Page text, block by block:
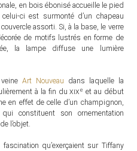
en bois ébonisé accueille le pied
ci est surmonté d’un chapeau
assorti. Si, à la base, le verre
de motifs lustrés en forme de
la lampe diffuse une lumière
Art Nouveau dans laquelle la
à la fin duxixe et au début
en effet de celle d’un champignon,
constituent son ornementation
l’objet.
qu’exerçaient sur Tiffany